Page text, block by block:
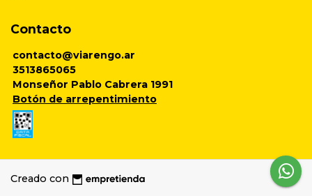
Contacto
contacto@viarengo.ar
3513865065
Monseñor Pablo Cabrera 1991
Botón de arrepentimiento
Creado con